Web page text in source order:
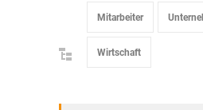
Mitarbeiter
Wirtschaft